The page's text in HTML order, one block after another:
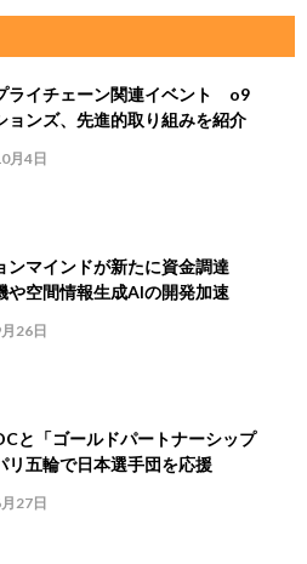
ライチェーン関連イベント o9
ョンズ、先進的取り組みを紹介
月4日
ンマインドが新たに資金調達
や空間情報生成AIの開発加速
26日
と「ゴールドパートナーシップ
五輪で日本選手団を応援
27日